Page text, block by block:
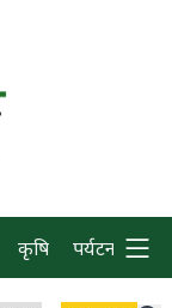
कृषि पर्यटन प्रवास